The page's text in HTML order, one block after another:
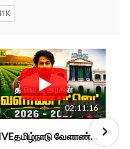
02:11:16
🔴 LIVEதமிழ்நாடு வேளாண்மை நிதிநிலை அறிக்கை - 2026-27 |TN Agriculture Budget #live #budget #video #cm